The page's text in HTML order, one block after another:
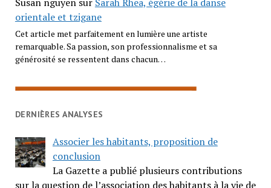
orientale et tzigane
Cet article met parfaitement en lumière une artiste
remarquable. Sa passion, son professionnalisme et sa
générosité se ressentent dans chacun…
DERNIÈRES ANALYSES
Associer les habitants, proposition de
conclusion
La Gazette a publié plusieurs contributions
sur la question de l’association des habitants à la vie de